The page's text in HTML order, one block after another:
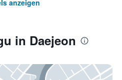
anzeigen
in Daejeon